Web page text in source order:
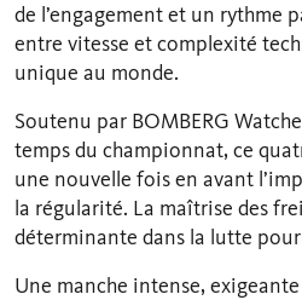
de l’engagement et un rythme
entre vitesse et complexité
unique au monde.
Soutenu par BOMBERG
temps du championnat, ce
une nouvelle fois en avant
la régularité. La maîtrise des
déterminante dans la lutte
Une manche intense,